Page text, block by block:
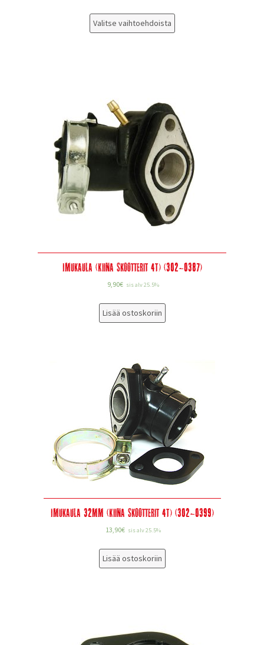
Valitse vaihtoehdoista
Imukaula (Kiina skootterit 4T) (302-0387)
9,90€ sis alv 25.5%
Lisää ostoskoriin
Imukaula 32mm (Kiina skootterit 4T) (302-0399)
13,90€ sis alv 25.5%
Lisää ostoskoriin